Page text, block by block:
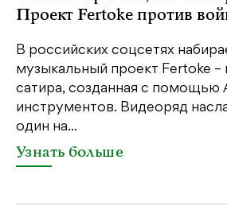
Проект Fertoke против
В российских соцсетях
музыкальный проект Fertoke –
сатира, созданная с помощью
инструментов. Видеоряд
один на...
Узнать больше